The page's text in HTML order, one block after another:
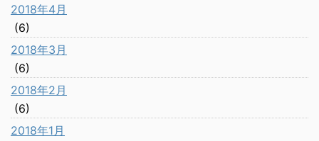
2018年4月
(6)
2018年3月
(6)
2018年2月
(6)
2018年1月